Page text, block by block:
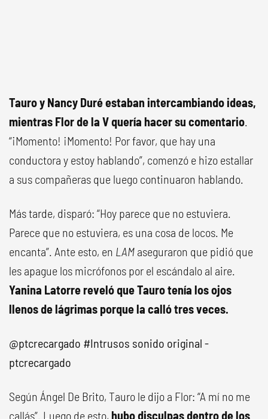
Tauro y Nancy Duré estaban intercambiando ideas,
mientras Flor de la V quería hacer su comentario.
“¡Momento! ¡Momento! Por favor, que hay una
conductora y estoy hablando”, comenzó e hizo estallar
a sus compañeras que luego continuaron hablando.
Más tarde, disparó: “Hoy parece que no estuviera.
Parece que no estuviera, es una cosa de locos. Me
encanta”. Ante esto, en LAM aseguraron que pidió que
les apague los micrófonos por el escándalo al aire.
Yanina Latorre reveló que Tauro tenía los ojos
llenos de lágrimas porque la calló tres veces.
@ptcrecargado #Intrusos sonido original -
ptcrecargado
Según Ángel De Brito, Tauro le dijo a Flor: “A mí no me
callás”. Luego de esto, hubo disculpas dentro de los